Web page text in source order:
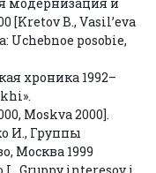
[Kretov B., Vasil’eva
posobie,
хроника 1992–
Moskva 2000].
И., Группы
Москва 1999